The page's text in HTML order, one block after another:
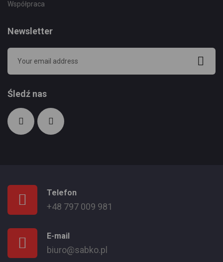
Współpraca
Newsletter
Śledź nas
Telefon
+48 797 009 981
E-mail
biuro@sabko.pl